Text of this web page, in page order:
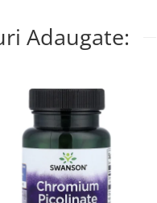
Adaugate: